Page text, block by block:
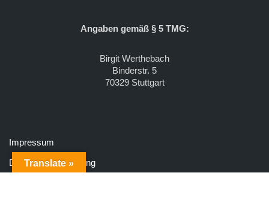
Angaben gemäß § 5 TMG:
Birgit Werthebach
Binderstr. 5
70329 Stuttgart
Impressum
Datenschutzerklärung
Translate »